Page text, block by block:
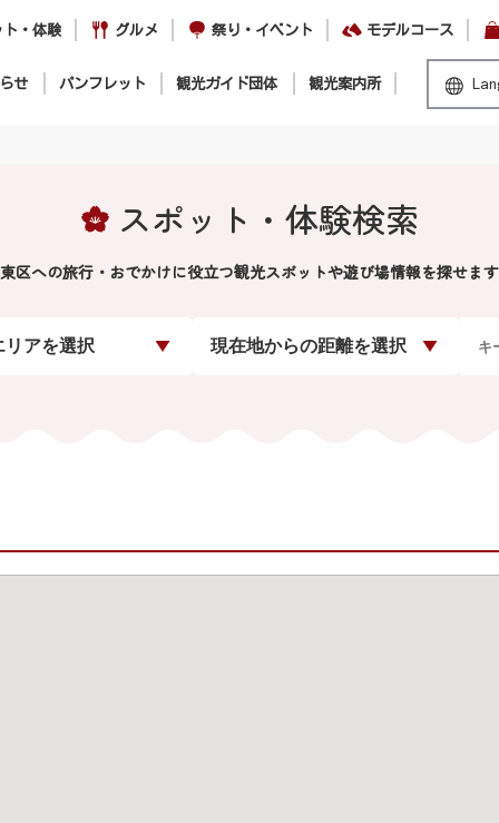
ト・体験 グルメ 祭り・イベント モデルコース
せ パンフレット 観光ガイド団体 観光案内所
スポット・体験検索
区への旅行・おでかけに役立つ観光スポットや遊び場情報を探せま
リアを選択 現在地からの距離を選択